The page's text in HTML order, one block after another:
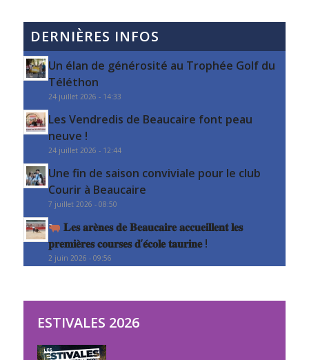
DERNIÈRES INFOS
Un élan de générosité au Trophée Golf du
Téléthon
24 juillet 2026 - 14:33
Les Vendredis de Beaucaire font peau
neuve !
24 juillet 2026 - 12:44
Une fin de saison conviviale pour le club
Courir à Beaucaire
7 juillet 2026 - 08:50
𝐋𝐞𝐬 𝐚𝐫𝐞̀𝐧𝐞𝐬 𝐝𝐞 𝐁𝐞𝐚𝐮𝐜𝐚𝐢𝐫𝐞 𝐚𝐜𝐜𝐮𝐞𝐢𝐥𝐥𝐞𝐧𝐭 𝐥𝐞𝐬
𝐩𝐫𝐞𝐦𝐢𝐞̀𝐫𝐞𝐬 𝐜𝐨𝐮𝐫𝐬𝐞𝐬 𝐝’𝐞́𝐜𝐨𝐥𝐞 𝐭𝐚𝐮𝐫𝐢𝐧𝐞 !
2 juin 2026 - 09:56
ESTIVALES 2026